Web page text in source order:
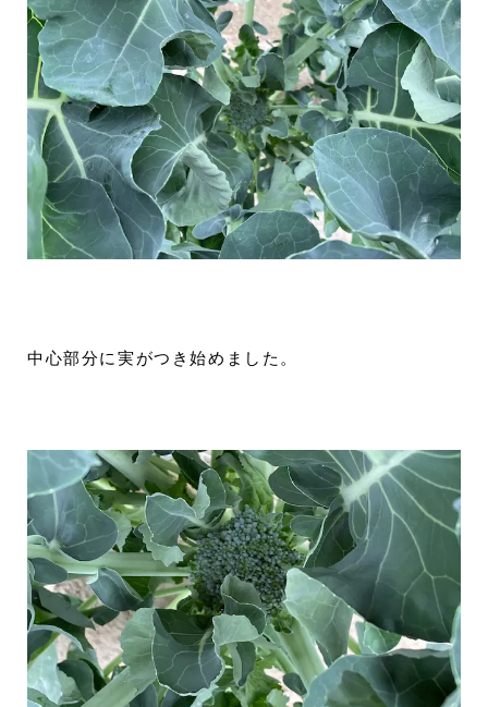
中心部分に実がつき始めました。